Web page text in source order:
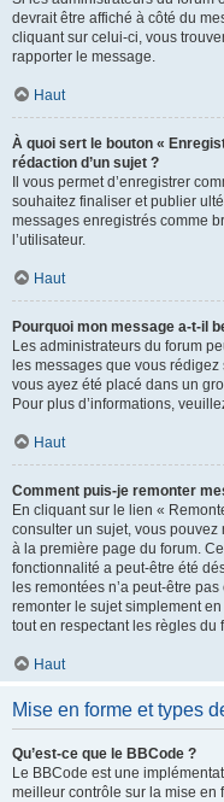
devrait être affiché à côté du
cliquant sur celui-ci, vous
rapporter le message.
Haut
À quoi sert le bouton «
rédaction d’un sujet ?
Il vous permet d’enregistrer
souhaitez finaliser et publier
messages enregistrés comme
l’utilisateur.
Haut
Pourquoi mon message a-t-il
Les administrateurs du forum
les messages que vous
vous ayez été placé dans un
Pour plus d’informations,
Haut
Comment puis-je remonter
En cliquant sur le lien «
consulter un sujet, vous
à la première page du forum.
fonctionnalité a peut-être été
les remontées n’a peut-être
remonter le sujet simplement
tout en respectant les règles du
Haut
Mise en forme et types
Qu’est-ce que le BBCode ?
Le BBCode est une
meilleur contrôle sur la mise en